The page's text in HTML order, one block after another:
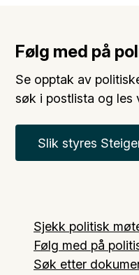
Følg med på
Se opptak av
søk i postlista og les
Slik styres
Sjekk politisk
Følg med på
Søk etter